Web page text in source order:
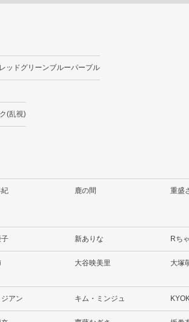
レッドグリーンブルーパープル
(乱視)
鹿の間 重盛
新ありな Rち
大谷映美里 大塚
アン キム・ミンジュ